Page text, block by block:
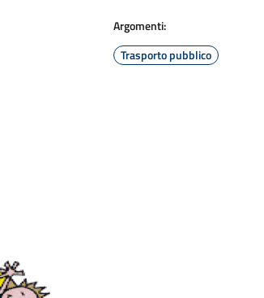
Argomenti:
Trasporto pubblico